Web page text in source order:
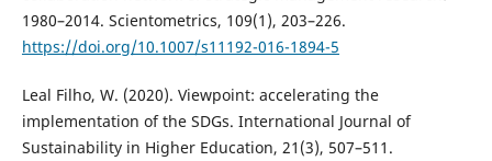
1980–2014. Scientometrics, 109(1), 203–226.
https://doi.org/10.1007/s11192-016-1894-5
Leal Filho, W. (2020). Viewpoint: accelerating the
implementation of the SDGs. International Journal of
Sustainability in Higher Education, 21(3), 507–511.